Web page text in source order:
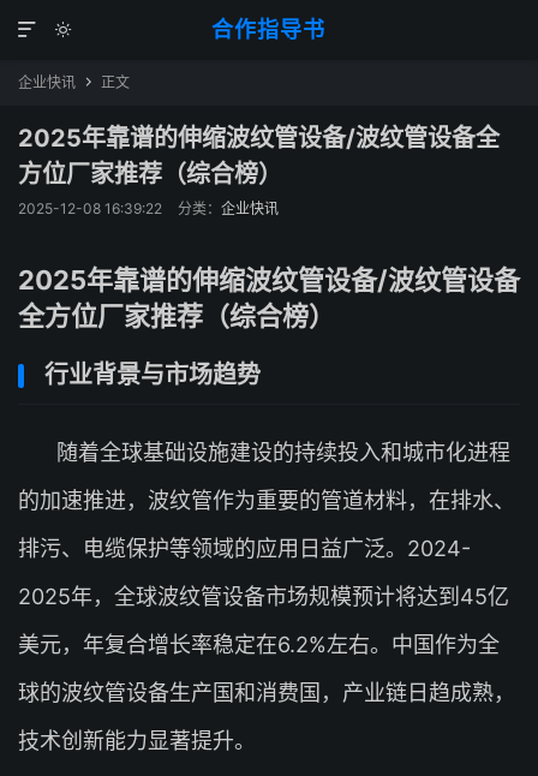
合作指导书


企业快讯  正文
2025年靠谱的伸缩波纹管设备/波纹管设备全
方位厂家推荐（综合榜）
2025-12-08 16:39:22 分类： 企业快讯
2025年靠谱的伸缩波纹管设备/波纹管设备
全方位厂家推荐（综合榜）
行业背景与市场趋势
随着全球基础设施建设的持续投入和城市化进程
的加速推进，波纹管作为重要的管道材料，在排水、
排污、电缆保护等领域的应用日益广泛。2024-
2025年，全球波纹管设备市场规模预计将达到45亿
美元，年复合增长率稳定在6.2%左右。中国作为全
球的波纹管设备生产国和消费国，产业链日趋成熟，
技术创新能力显著提升。